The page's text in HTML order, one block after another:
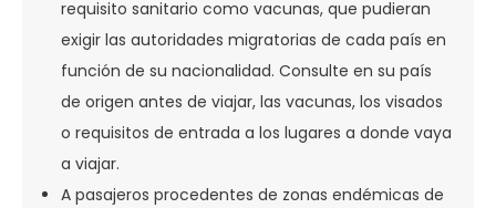
requisito sanitario como vacunas, que pudieran
exigir las autoridades migratorias de cada país en
función de su nacionalidad. Consulte en su país
de origen antes de viajar, las vacunas, los visados
o requisitos de entrada a los lugares a donde vaya
a viajar.
A pasajeros procedentes de zonas endémicas de